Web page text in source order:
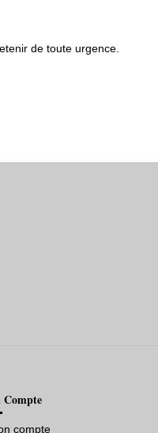
de toute urgence.
Compte
compte